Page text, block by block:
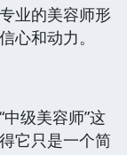
业的美容师形
心和动力。
级美容师”这
它只是一个简